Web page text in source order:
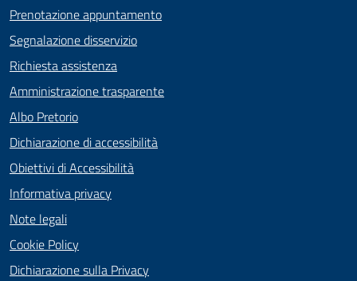
Prenotazione appuntamento
Segnalazione disservizio
Richiesta assistenza
Amministrazione trasparente
Albo Pretorio
Dichiarazione di accessibilità
Obiettivi di Accessibilità
Informativa privacy
Note legali
Cookie Policy
Dichiarazione sulla Privacy